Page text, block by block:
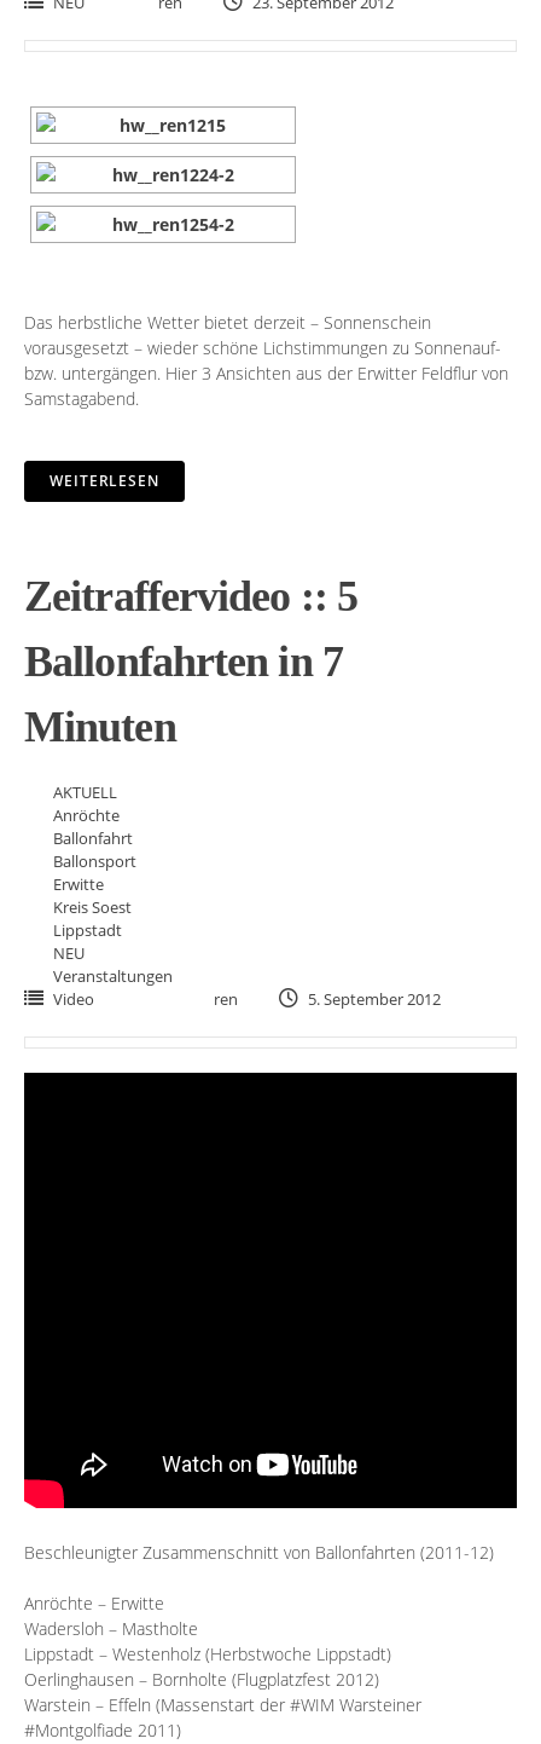
Das herbstliche Wetter bietet derzeit – Sonnenschein
vorausgesetzt – wieder schöne Lichstimmungen zu Sonnenauf-
bzw. untergängen. Hier 3 Ansichten aus der Erwitter Feldflur von
Samstagabend.
WEITERLESEN
Zeitraffervideo :: 5
Ballonfahrten in 7
Minuten
AKTUELL
Anröchte
Ballonfahrt
Ballonsport
Erwitte
Kreis Soest
Lippstadt
NEU
Veranstaltungen
Video
ren 5. September 2012
Beschleunigter Zusammenschnitt von Ballonfahrten (2011-12)
Anröchte – Erwitte
Wadersloh – Mastholte
Lippstadt – Westenholz (Herbstwoche Lippstadt)
Oerlinghausen – Bornholte (Flugplatzfest 2012)
Warstein – Effeln (Massenstart der #WIM Warsteiner
#Montgolfiade 2011)